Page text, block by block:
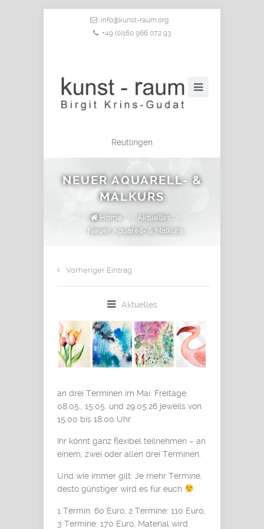
info@kunst-raum.org
+49 (0)160 966 072 93
Reutlingen
NEUER AQUARELL- &
MALKURS
Home Aktuelles
Neuer Aquarell- & Malkurs
Vorheriger Eintrag
Aktuelles
an drei Terminen im Mai: Freitage:
08.05., 15.05. und 29.05.26 jeweils von
15:00 bis 18:00 Uhr
Ihr könnt ganz flexibel teilnehmen – an
einem, zwei oder allen drei Terminen.
Und wie immer gilt: Je mehr Termine,
desto günstiger wird es für euch
1 Termin: 60 Euro, 2 Termine: 110 Euro,
3 Termine: 170 Euro, Material wird